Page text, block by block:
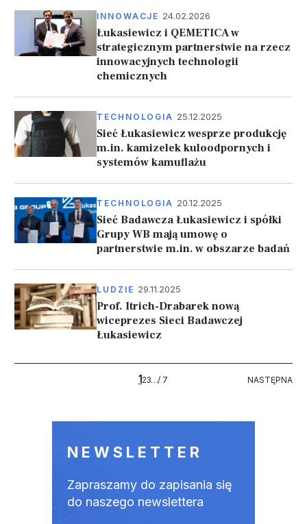
INNOWACJE 24.02.2026
Łukasiewicz i QEMETICA w
strategicznym partnerstwie na rzecz
innowacyjnych technologii
chemicznych
TECHNOLOGIA 25.12.2025
Sieć Łukasiewicz wesprze produkcję
m.in. kamizelek kuloodpornych i
systemów kamuflażu
TECHNOLOGIA 20.12.2025
Sieć Badawcza Łukasiewicz i spółki
Grupy WB mają umowę o
partnerstwie m.in. w obszarze badań
LUDZIE 29.11.2025
Prof. Itrich-Drabarek nową
wiceprezes Sieci Badawczej
Łukasiewicz
123…/ 7
7 NASTĘPNA
NASTĘPNA
NEWSLETTER
Zapraszamy do zapisania się
do naszego newslettera